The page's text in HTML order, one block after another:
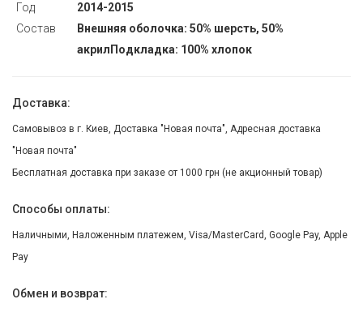
Год
2014-2015
Состав
Внешняя оболочка: 50% шерсть, 50%
акрилПодкладка: 100% хлопок
Доставка:
Самовывоз в г. Киев, Доставка "Новая почта", Адресная доставка
"Новая почта"
Бесплатная доставка при заказе от 1000 грн (не акционный товар)
Способы оплаты:
Наличными, Наложенным платежем, Visa/MasterCard, Google Pay, Apple
Pay
Обмен и возврат: